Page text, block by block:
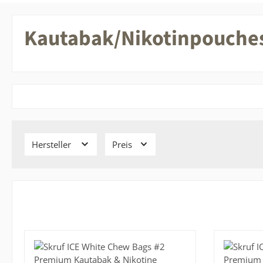
Kautabak/
Hersteller Preis